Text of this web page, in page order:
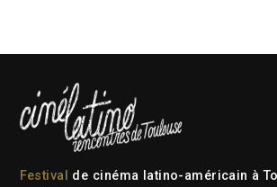
Festival
de cinéma latino-américain à